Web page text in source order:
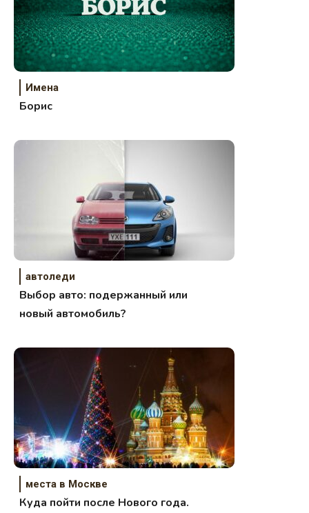
Имена
Борис
автоледи
Выбор авто: подержанный или
новый автомобиль?
места в Москве
Куда пойти после Нового года.